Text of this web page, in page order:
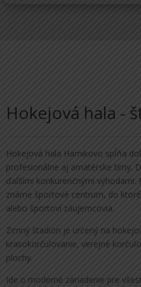
Hokejová hala -
Hokejová hala Hamikovo spĺňa
profesionálne aj amatérske tímy.
ďaľšími konkurenčnými
známe športové centrum, do
alebo športoví záujemcovia.
Zimný štadión je určený na
krasokorčuľovanie, verejné
plochy.
Ide o moderné zariadenie pre